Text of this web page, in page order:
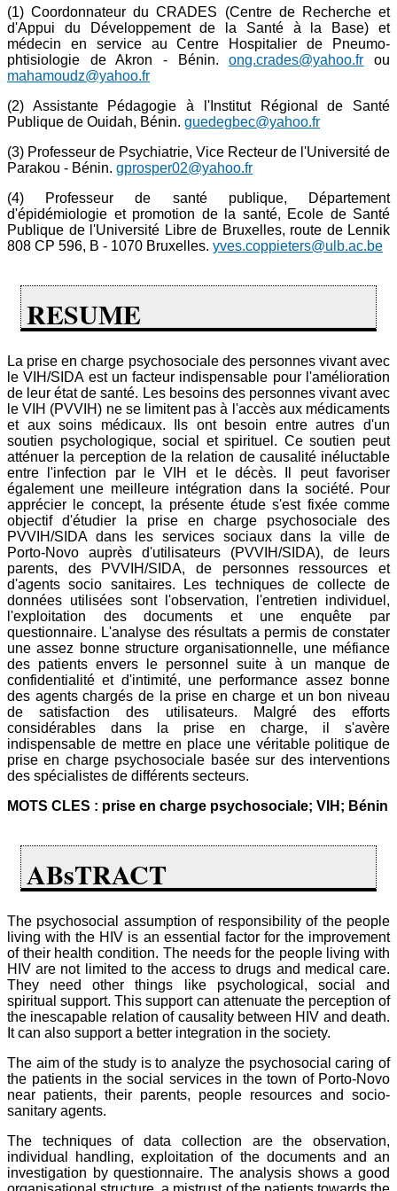
(1) Coordonnateur du CRADES (Centre de Recherche et
d'Appui du Développement de la Santé à la Base) et
médecin en service au Centre Hospitalier de Pneumo-
phtisiologie de Akron - Bénin.ong.crades@yahoo.fr ou
mahamoudz@yahoo.fr
(2) Assistante Pédagogie à l'Institut Régional de Santé
Publique de Ouidah, Bénin. guedegbec@yahoo.fr
(3) Professeur de Psychiatrie, Vice Recteur de l'Université de
Parakou - Bénin. gprosper02@yahoo.fr
(4) Professeur de santé publique, Département
d'épidémiologie et promotion de la santé, Ecole de Santé
Publique de l'Université Libre de Bruxelles, route de Lennik
808 CP 596, B - 1070 Bruxelles. yves.coppieters@ulb.ac.be
RESUME
La prise en charge psychosociale des personnes vivant avec
le VIH/SIDA est un facteur indispensable pour l'amélioration
de leur état de santé. Les besoins des personnes vivant avec
le VIH (PVVIH) ne se limitent pas à l'accès aux médicaments
et aux soins médicaux. Ils ont besoin entre autres d'un
soutien psychologique, social et spirituel. Ce soutien peut
atténuer la perception de la relation de causalité inéluctable
entre l'infection par le VIH et le décès. Il peut favoriser
également une meilleure intégration dans la société. Pour
apprécier le concept, la présente étude s'est fixée comme
objectif d'étudier la prise en charge psychosociale des
PVVIH/SIDA dans les services sociaux dans la ville de
Porto-Novo auprès d'utilisateurs (PVVIH/SIDA), de leurs
parents, des PVVIH/SIDA, de personnes ressources et
d'agents socio sanitaires. Les techniques de collecte de
données utilisées sont l'observation, l'entretien individuel,
l'exploitation des documents et une enquête par
questionnaire. L'analyse des résultats a permis de constater
une assez bonne structure organisationnelle, une méfiance
des patients envers le personnel suite à un manque de
confidentialité et d'intimité, une performance assez bonne
des agents chargés de la prise en charge et un bon niveau
de satisfaction des utilisateurs. Malgré des efforts
considérables dans la prise en charge, il s'avère
indispensable de mettre en place une véritable politique de
prise en charge psychosociale basée sur des interventions
des spécialistes de différents secteurs.
MOTS CLES : prise en charge psychosociale; VIH; Bénin
ABsTRACT
The psychosocial assumption of responsibility of the people
living with the HIV is an essential factor for the improvement
of their health condition. The needs for the people living with
HIV are not limited to the access to drugs and medical care.
They need other things like psychological, social and
spiritual support. This support can attenuate the perception of
the inescapable relation of causality between HIV and death.
It can also support a better integration in the society.
The aim of the study is to analyze the psychosocial caring of
the patients in the social services in the town of Porto-Novo
near patients, their parents, people resources and socio-
sanitary agents.
The techniques of data collection are the observation,
individual handling, exploitation of the documents and an
investigation by questionnaire. The analysis shows a good